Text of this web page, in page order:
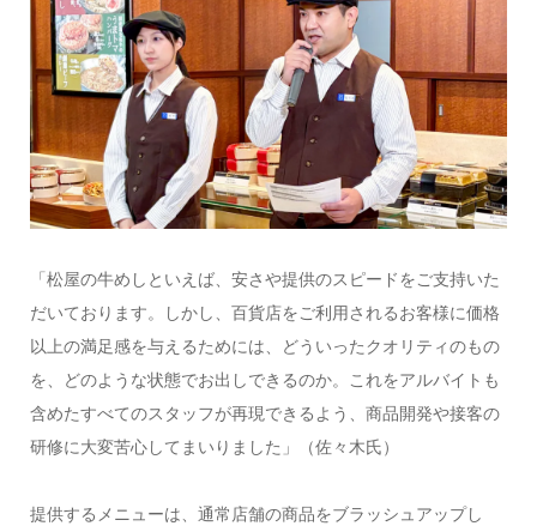
「松屋の牛めしといえば、安さや提供のスピードをご支持いた
だいております。しかし、百貨店をご利用されるお客様に価格
以上の満足感を与えるためには、どういったクオリティのもの
を、どのような状態でお出しできるのか。これをアルバイトも
含めたすべてのスタッフが再現できるよう、商品開発や接客の
研修に大変苦心してまいりました」（佐々木氏）
提供するメニューは、通常店舗の商品をブラッシュアップし